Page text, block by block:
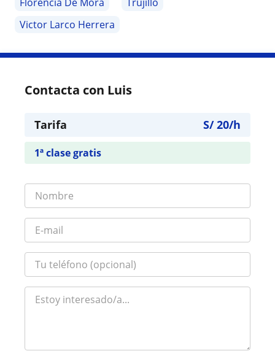
Victor Larco Herrera
Contacta con Luis
Tarifa S/20/h
1ª clase gratis